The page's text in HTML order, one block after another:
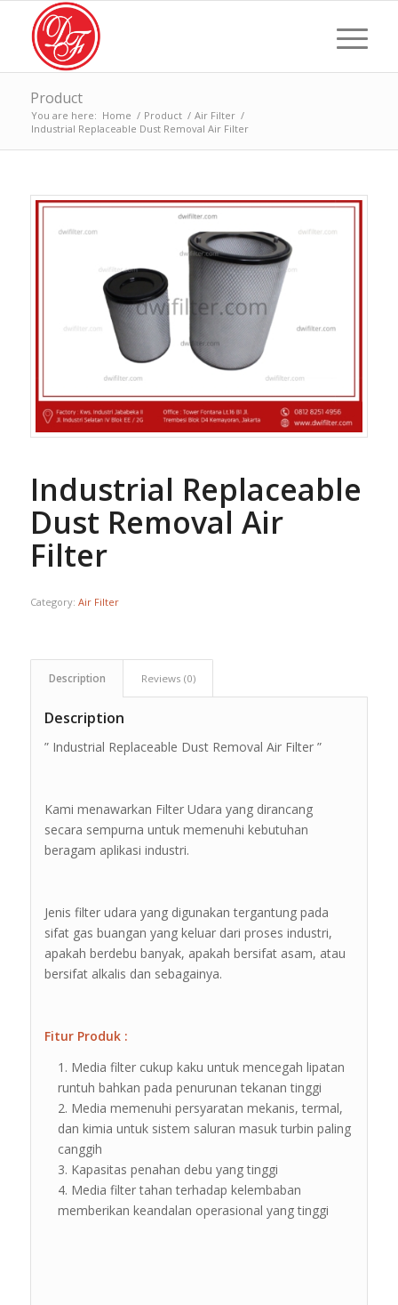
Product
You are here: Home / Product / Air Filter /
Industrial Replaceable Dust Removal Air Filter
Industrial Replaceable
Dust Removal Air
Filter
Category: Air Filter
Description Reviews (0)
Description
” Industrial Replaceable Dust Removal Air Filter ”
Kami menawarkan Filter Udara yang dirancang
secara sempurna untuk memenuhi kebutuhan
beragam aplikasi industri.
Jenis filter udara yang digunakan tergantung pada
sifat gas buangan yang keluar dari proses industri,
apakah berdebu banyak, apakah bersifat asam, atau
bersifat alkalis dan sebagainya.
Fitur Produk :
Media filter cukup kaku untuk mencegah lipatan
runtuh bahkan pada penurunan tekanan tinggi
Media memenuhi persyaratan mekanis, termal,
dan kimia untuk sistem saluran masuk turbin paling
canggih
Kapasitas penahan debu yang tinggi
Media filter tahan terhadap kelembaban
memberikan keandalan operasional yang tinggi